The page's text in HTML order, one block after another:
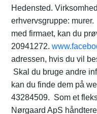
Hedensted.
erhvervsgruppe:
med firmaet, kan du
20941272.
adressen, hvis du vil
Skal du bruge andre
kan du finde dem på
43284509. Som et
Nørgaard ApS